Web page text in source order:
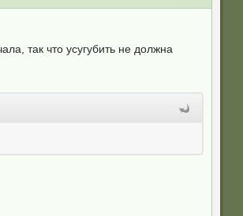
так что усугубить не должна